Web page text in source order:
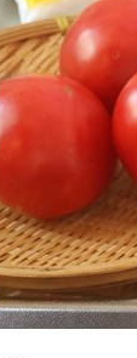
料
2
ト
チャッ
り方
（NHK
きょう
の料理